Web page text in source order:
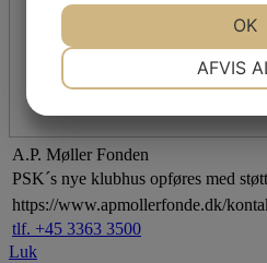
A.P. Møller Fonden
PSK´s nye klubhus opføres med
https://www.apmollerfonde.dk/
tlf. +45 3363 3500
Luk
MARKETING
AFVIS
OK